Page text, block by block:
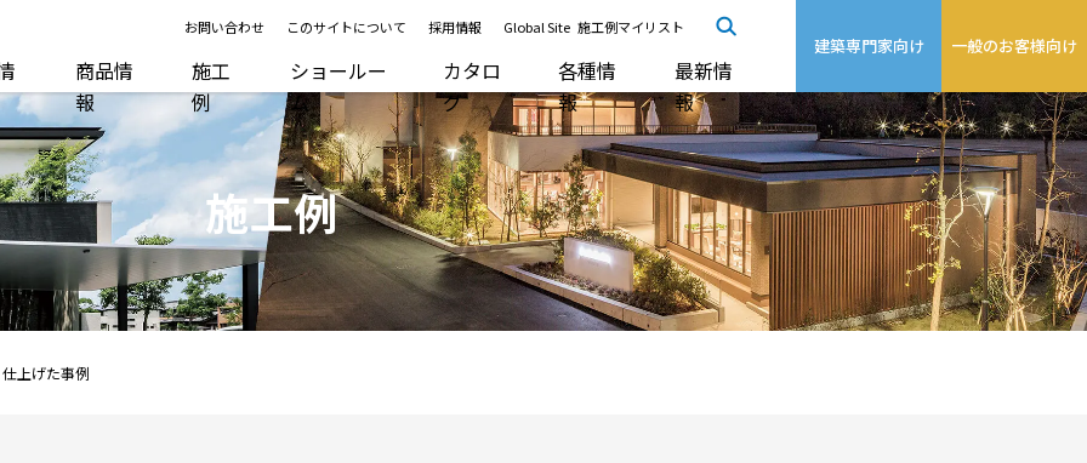
お問い合わせ このサイトについて 採用情報 Global Site 施工例マイリスト
商品情
報
施工
例
ショールー
ム
カタロ
グ
各種情
報
最新情
報
建築専門家向け 一般のお客様向け
施工例
上げた事例